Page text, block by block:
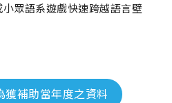
眾語系遊戲快速跨越語言壁
獲補助當年度之資料